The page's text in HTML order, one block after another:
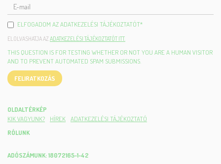
MAIL
ELFOGADOM AZ ADATKEZELÉSI TÁJÉKOZTATÓT*
ELOLVASHATJA AZ ADATKEZELÉSI TÁJÉKOZTATÓT ITT.
THIS QUESTION IS FOR TESTING WHETHER OR NOT YOU ARE A HUMAN VISITOR
AND TO PREVENT AUTOMATED SPAM SUBMISSIONS.
FELIRATKOZÁS
OLDALTÉRKÉP
KIK VAGYUNK?
HÍREK
ADATKEZELÉSI TÁJÉKOZTATÓ
RÓLUNK
ADÓSZÁMUNK: 18072165-1-42